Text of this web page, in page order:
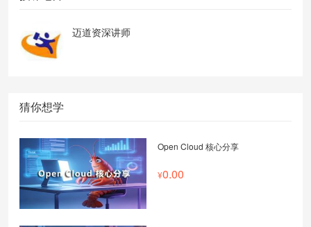
迈道资深讲师
猜你想学
Open Cloud 核心分享
0.00